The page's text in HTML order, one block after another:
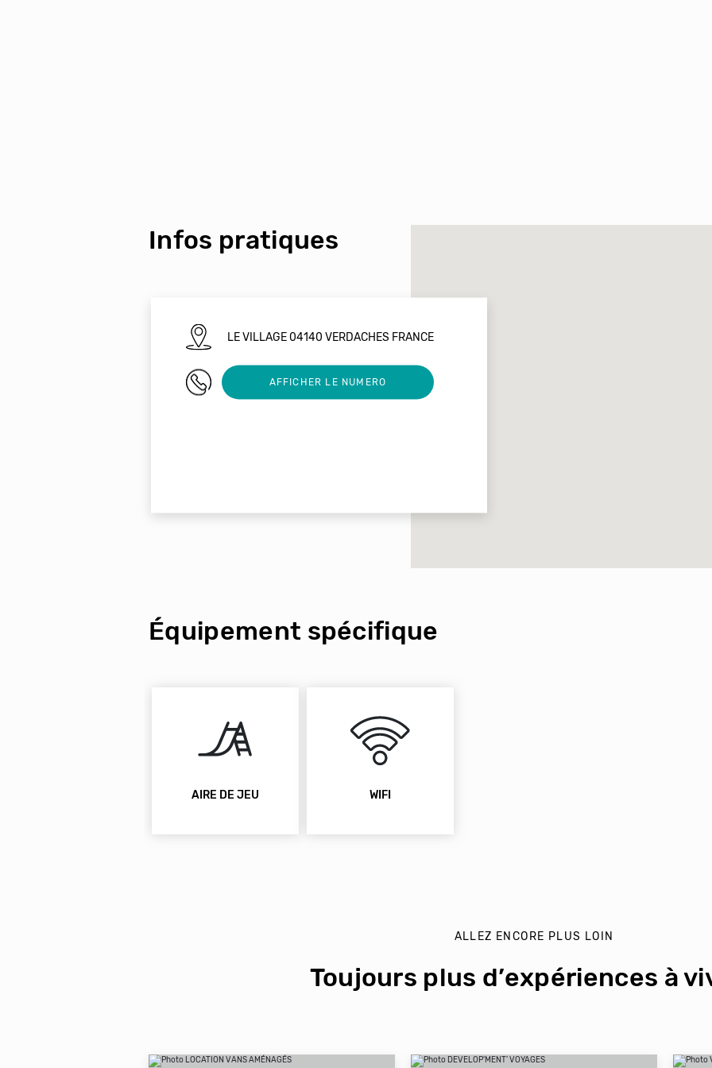
Infos pratiques
LE VILLAGE 04140 VERDACHES FRANCE
06 62 16 19 47AFFICHER LE NUMERO
Équipement spécifique
AIRE DE JEU WIFI
ALLEZ ENCORE PLUS LOIN
Toujours plus d’expériences à